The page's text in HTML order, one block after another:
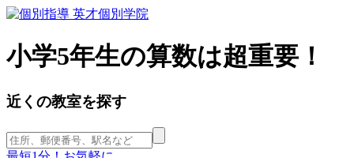
小学5年生の算数は超重要！
近くの教室を探す